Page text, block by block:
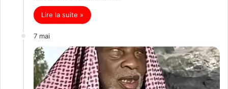
Lire la suite »
7 mai